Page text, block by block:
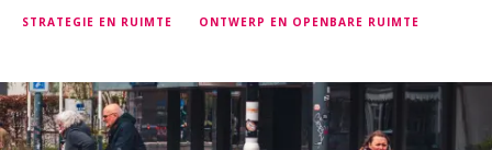
STRATEGIE EN RUIMTE ONTWERP EN OPENBARE RUIMTE